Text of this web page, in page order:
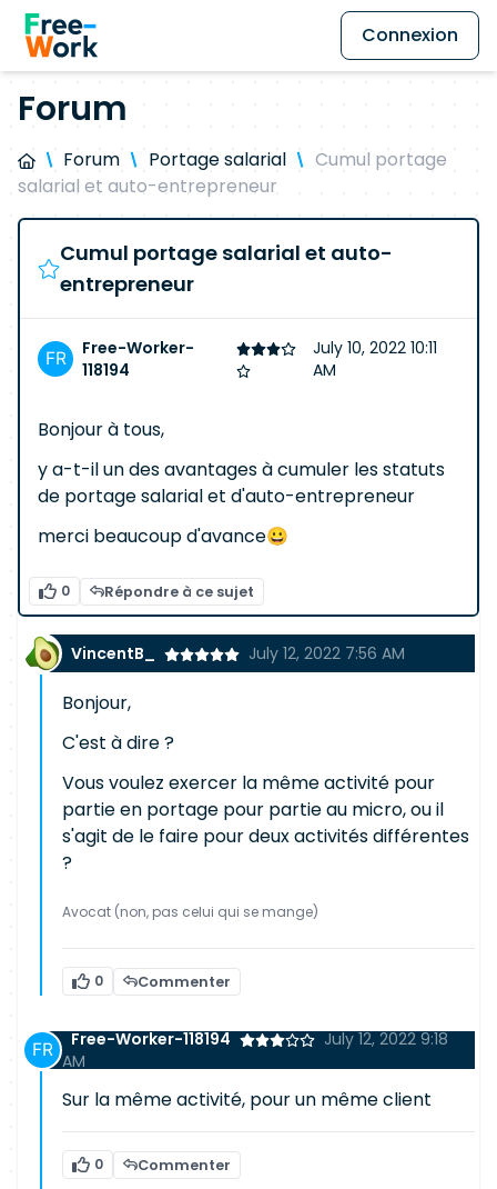
Connexion
Forum
Forum Portage salarial
Cumul portage
salarial et auto-entrepreneur
Cumul portage salarial et auto-
entrepreneur
Free-Worker-
118194
July 10, 2022 10:11
AM
Bonjour à tous,
y a-t-il un des avantages à cumuler les statuts
de portage salarial et d'auto-entrepreneur
merci beaucoup d'avance😀
0 Répondre à ce sujet
VincentB_ July 12, 2022 7:56 AM
Bonjour,
C'est à dire ?
Vous voulez exercer la même activité pour
partie en portage pour partie au micro, ou il
s'agit de le faire pour deux activités différentes
?
Avocat (non, pas celui qui se mange)
0 Commenter
Free-Worker-118194
July 12, 2022 9:18
AM
Sur la même activité, pour un même client
0 Commenter